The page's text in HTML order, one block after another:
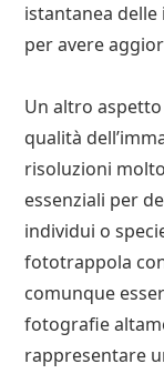
istantanea delle
per avere
Un altro
qualità
risoluzioni
essenziali per
individui o
fototrappola
comunque
fotografie
rappresentare